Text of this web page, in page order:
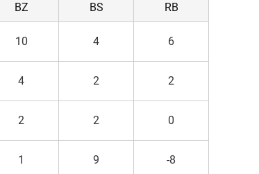
BZ BS RB
10 4 6
4 2 2
2 2 0
1 9 -8